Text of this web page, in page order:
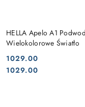
HELLA Apelo A1
Wielokolorowe Światło
Cena:
1029.00
Cena:
1029.00